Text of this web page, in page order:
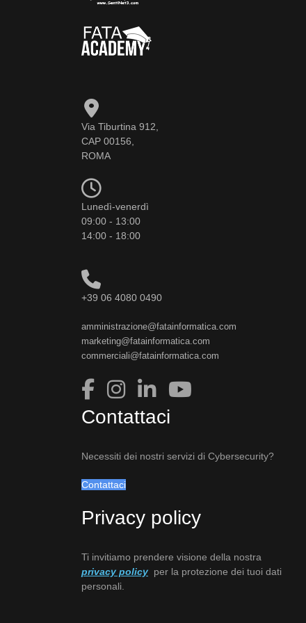
Via Tiburtina 912,
CAP 00156,
ROMA
Lunedì-venerdì
09:00 - 13:00
14:00 - 18:00
+39 06 4080 0490
amministrazione@fatainformatica.com
marketing@fatainformatica.com
commerciali@fatainformatica.com
Contattaci
Necessiti dei nostri servizi di Cybersecurity?
Contattaci
Privacy policy
Ti invitiamo prendere visione della nostra
privacy policy per la protezione dei tuoi dati
personali.